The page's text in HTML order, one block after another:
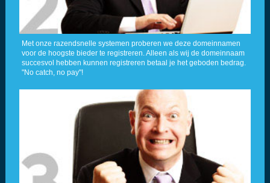
Met onze razendsnelle systemen proberen we deze domeinnamen
voor de hoogste bieder te registreren. Alleen als wij de domeinnaam
succesvol hebben kunnen registreren betaal je het geboden bedrag.
"No catch, no pay"!